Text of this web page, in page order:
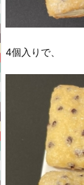
4個入りで、